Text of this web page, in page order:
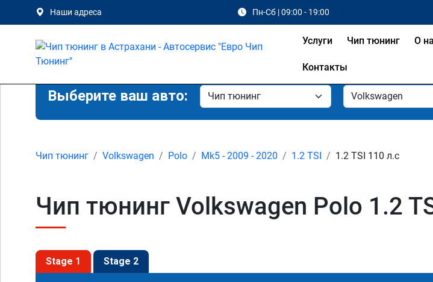
Наши адреса Пн-Сб | 09:00 - 19:00
Услуги Чип тюнинг О
Контакты
Выберите ваш авто:
Чип тюнинг Volkswagen Polo Mk5 - 2009 - 2020 1.2 TSI 1.2 TSI 110 л.с
Чип тюнинг Volkswagen Polo 1.2
Stage 1 Stage 2